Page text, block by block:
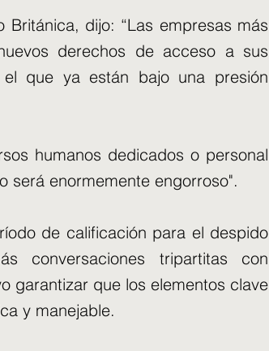
dijo: “Las empresas más
derechos de acceso a sus
que ya están bajo una presión
humanos dedicados o personal
será enormemente engorroso".
de calificación para el despido
conversaciones tripartitas con
garantizar que los elementos clave
y manejable.